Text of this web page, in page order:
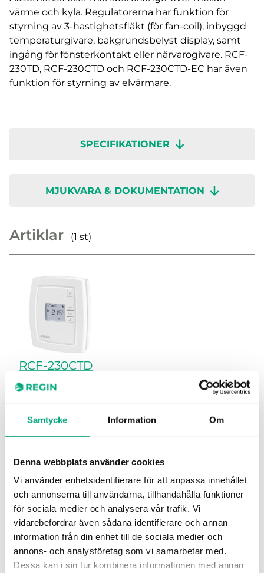
Samtycke Information Om
Denna webbplats använder cookies
Vi använder enhetsidentifierare för att anpassa innehållet
och annonserna till användarna, tillhandahålla funktioner
för sociala medier och analysera vår trafik. Vi
vidarebefordrar även sådana identifierare och annan
information från din enhet till de sociala medier och
annons- och analysföretag som vi samarbetar med.
Dessa kan i sin tur kombinera informationen med annan
värme och kyla. Regulatorerna har funktion för
styrning av 3-hastighetsfläkt (för fan-coil), inbyggd
temperaturgivare, bakgrundsbelyst display, samt
ingång för fönsterkontakt eller närvarogivare. RCF-
230TD, RCF-230CTD och RCF-230CTD-EC har även
funktion för styrning av elvärmare.
SPECIFIKATIONER
MJUKVARA & DOKUMENTATION
Artiklar (1 st)
RCF-230CTD
Fan-coil-regulator med kommunikation via
RS485 (Modbus, BACnet eller EXOline)
Protokoll som stöds
EXOline, Modbus, BACnet
AI
UI 1
DI
DO
Färg på kåpa RAL9003